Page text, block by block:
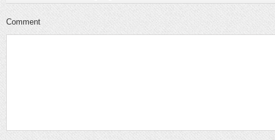
Comment